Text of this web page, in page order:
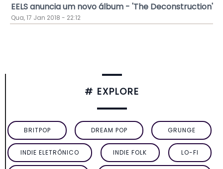
EELS anuncia um novo álbum - 'The Deconstruction'
Qua, 17 Jan 2018 - 22:12
# EXPLORE
BRITPOP DREAM POP GRUNGE
INDIE ELETRÔNICO INDIE FOLK LO-FI